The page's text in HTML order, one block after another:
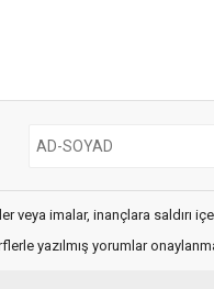
veya imalar, inançlara saldırı
yazılmış yorumlar